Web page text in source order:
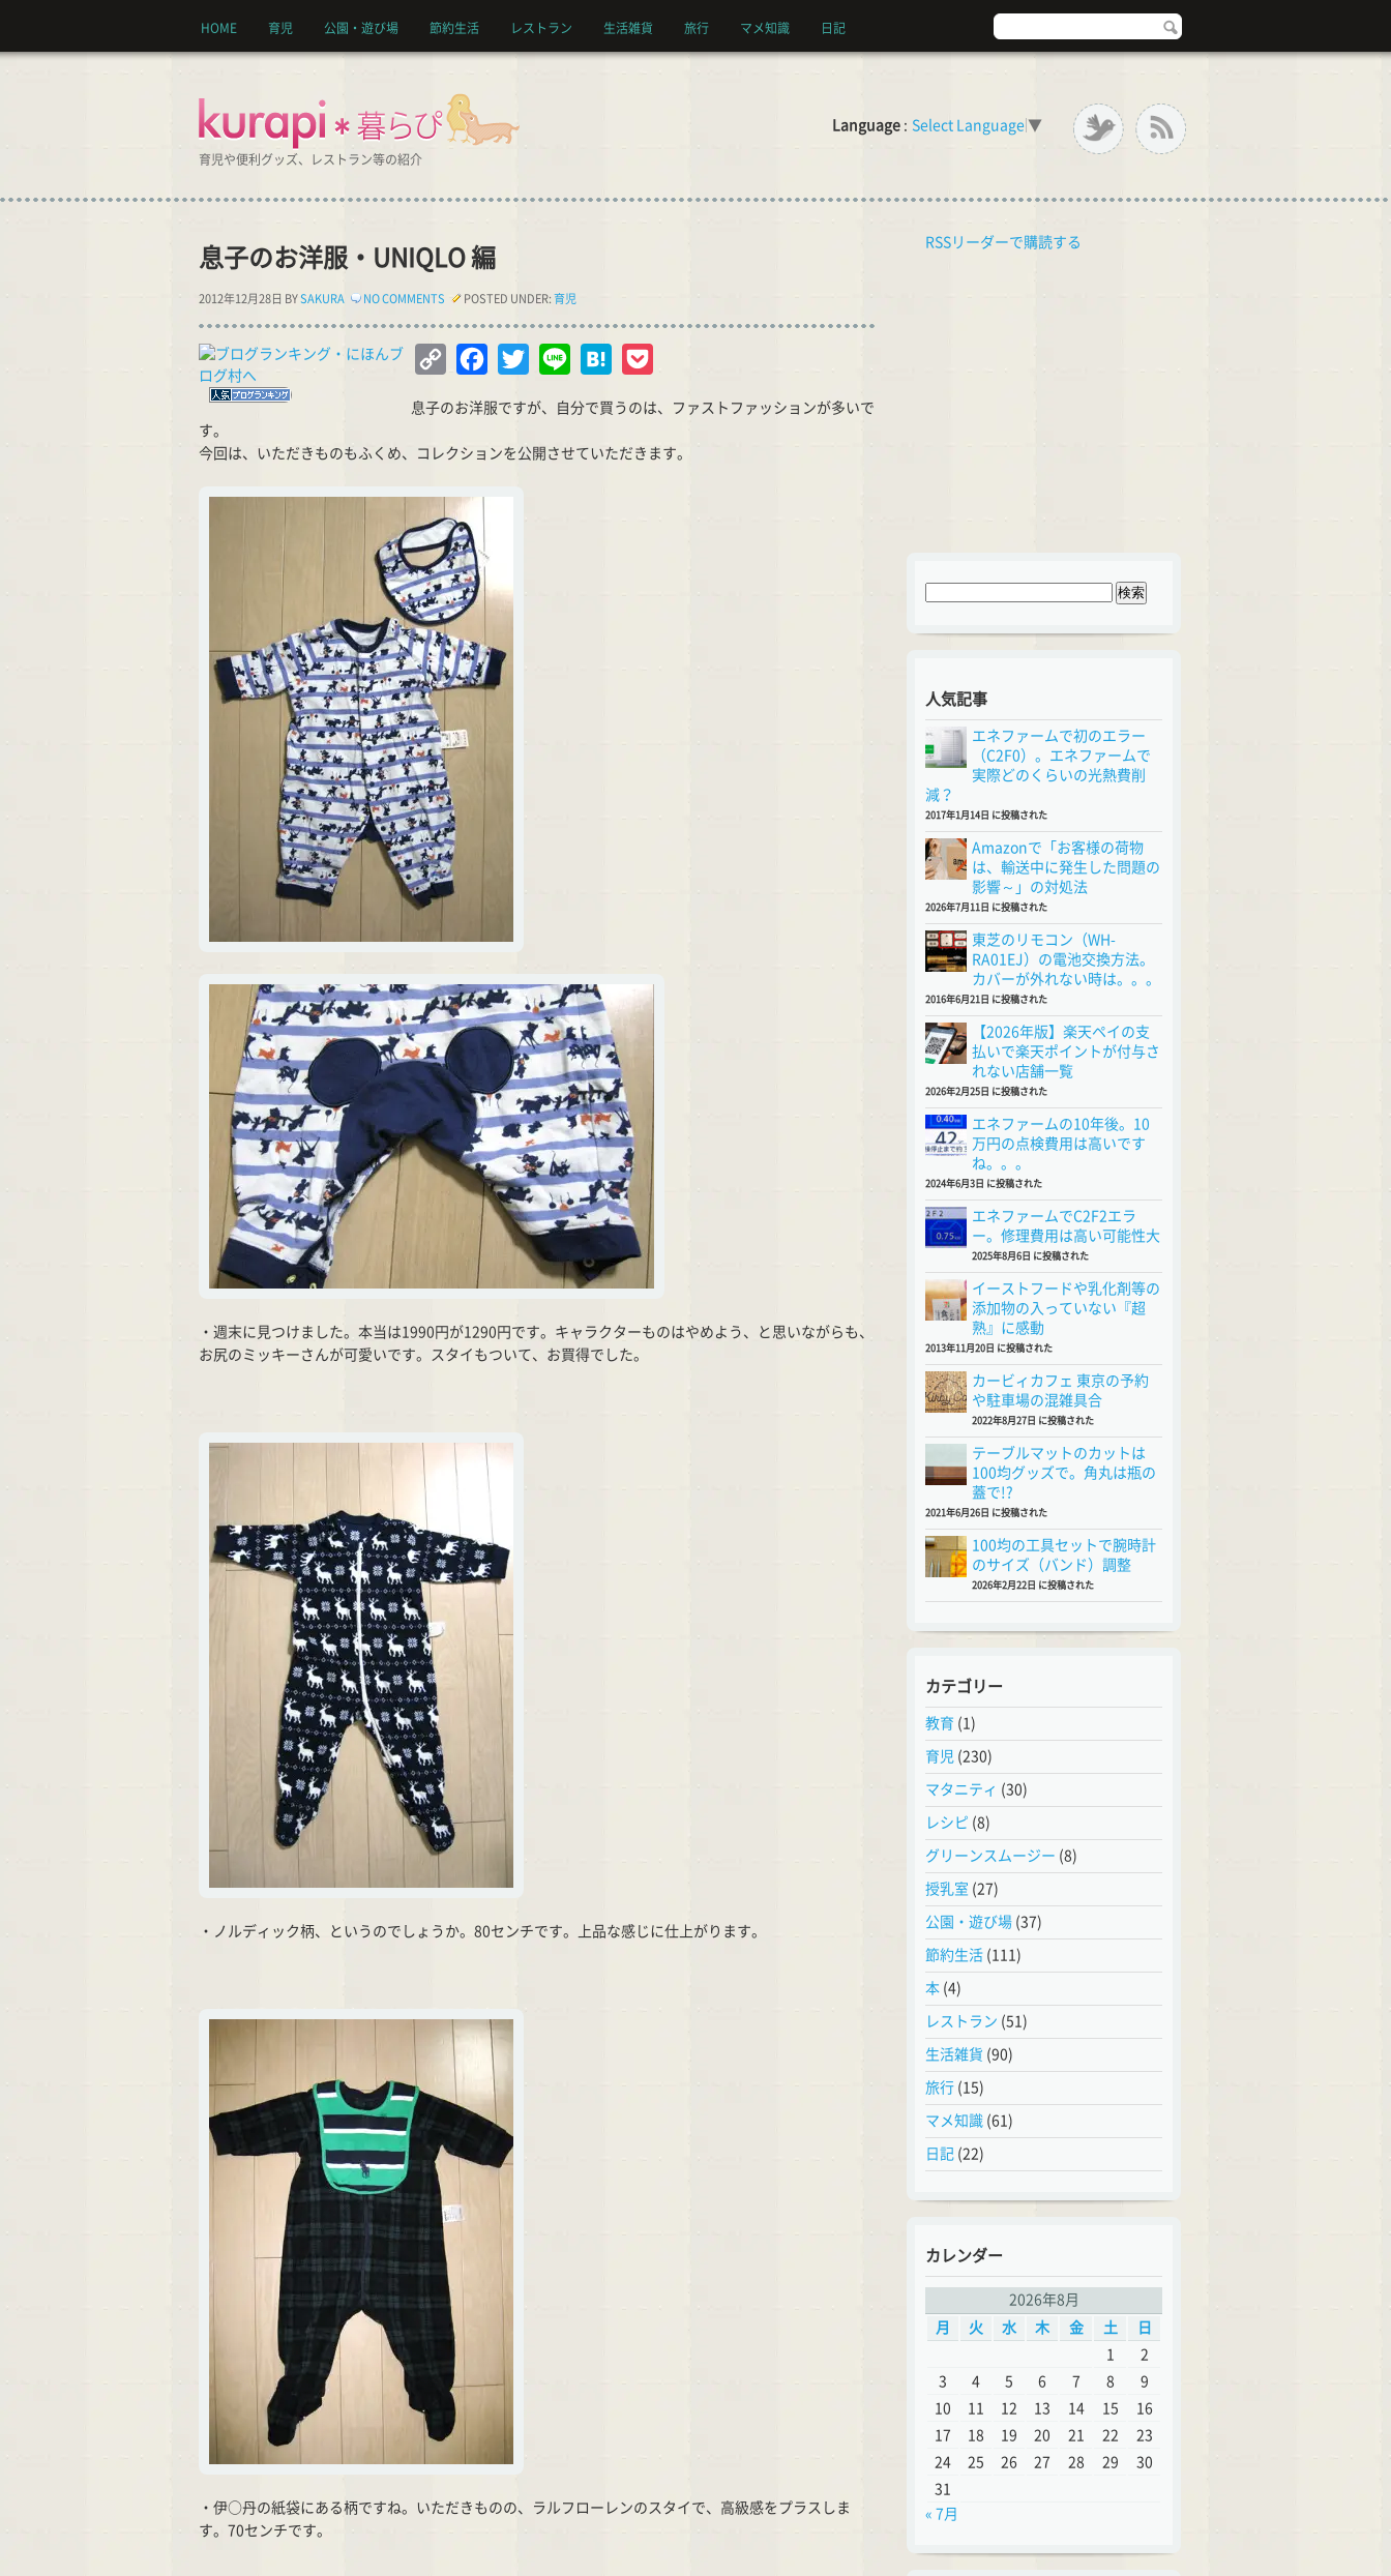
育児や便利グッズ、レストラン等の紹介
HOME 育児 公園・遊び場 節約生活 レストラン 生活雑貨 旅行 マメ知識 日記
Language : Select Language ▼
息子のお洋服・UNIQLO 編
2012年12月28日 BY SAKURA NO COMMENTS POSTED UNDER: 育児
Copy
Facebook
TwitterLine Hatena
息子のお洋服ですが、自分で買うのは、ファストファッションが多いで
す。
今回は、いただきものもふくめ、コレクションを公開させていただきます。
・週末に見つけました。本当は1990円が1290円です。キャラクターものはやめよう、と思いながらも、
お尻のミッキーさんが可愛いです。スタイもついて、お買得でした。
・ノルディック柄、というのでしょうか。80センチです。上品な感じに仕上がります。
・伊○丹の紙袋にある柄ですね。いただきものの、ラルフローレンのスタイで、高級感をプラスしま
す。70センチです。
RSSリーダーで購読する
人気記事
エネファームで初のエラー
（C2F0）。エネファームで
実際どのくらいの光熱費削
減？
2017年1月14日 に投稿された
Amazonで「お客様の荷物
は、輸送中に発生した問題の
影響～」の対処法
2026年7月11日 に投稿された
東芝のリモコン（WH-
RA01EJ）の電池交換方法。
カバーが外れない時は。。。
2016年6月21日 に投稿された
【2026年版】楽天ペイの支
払いで楽天ポイントが付与さ
れない店舗一覧
2026年2月25日 に投稿された
エネファームの10年後。10
万円の点検費用は高いです
ね。。。
2024年6月3日 に投稿された
エネファームでC2F2エラ
ー。修理費用は高い可能性大
2025年8月6日 に投稿された
イーストフードや乳化剤等の
添加物の入っていない『超
熟』に感動
2013年11月20日 に投稿された
カービィカフェ 東京の予約
や駐車場の混雑具合
2022年8月27日 に投稿された
テーブルマットのカットは
100均グッズで。角丸は瓶の
蓋で!?
2021年6月26日 に投稿された
100均の工具セットで腕時計
のサイズ（バンド）調整
2026年2月22日 に投稿された
カテゴリー
教育 (1)
育児 (230)
マタニティ (30)
レシピ (8)
グリーンスムージー (8)
授乳室 (27)
公園・遊び場 (37)
節約生活 (111)
本 (4)
レストラン (51)
生活雑貨 (90)
旅行 (15)
マメ知識 (61)
日記 (22)
カレンダー
2026年8月
月
火 水 木 金 土
日
1
2
3
4 5 6 7 8
9
10
11 12 13 14 15
16
17
18 19 20 21 22
23
24
25 26 27 28 29
30
31
« 7月